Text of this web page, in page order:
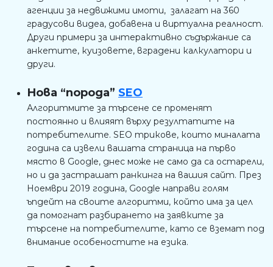
агенции за недвижими имоти, залагат на 360
градусови видеа, добавена и виртуална реалност.
Други примери за интерактивно съдържание са
анкетите, куизовете, вградени калкулатори и
други.
Нова “порода” SEO
Алгоритмите за търсене се променят
постоянно и влияят върху резултатите на
потребителите. SEO трикове, които миналата
година са извели вашата страница на първо
място в Google, днес може не само да са остарели,
но и да застрашат ранкинга на вашия сайт. През
Ноември 2019 година, Google направи голям
ъпдейт на своите алгоритми, който има за цел
да помогнат разбирането на заявките за
търсене на потребителите, като се вземат под
внимание особеностите на езика.